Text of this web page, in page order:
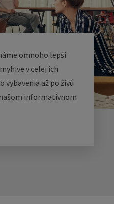
omnoho lepší
hive v celej ich
až po živú
informatívnom